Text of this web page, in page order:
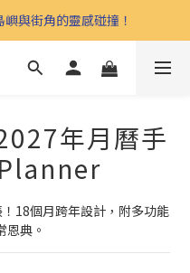
與街角的靈感碰撞！
年月曆手
18個月跨年設計，附多功能
恩典。